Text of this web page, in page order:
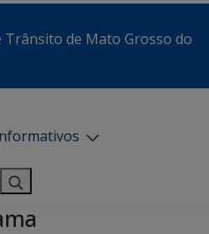
de Mato Grosso do